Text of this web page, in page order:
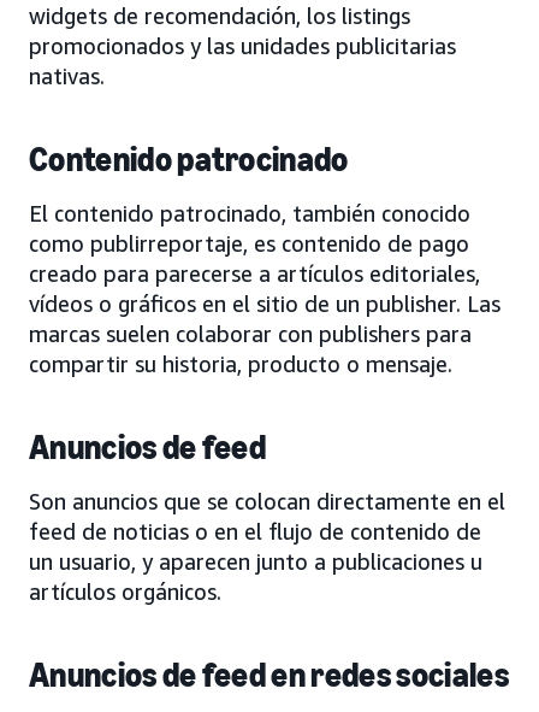
widgets de recomendación, los listings
promocionados y las unidades publicitarias
nativas.
Contenido patrocinado
El contenido patrocinado, también conocido
como publirreportaje, es contenido de pago
creado para parecerse a artículos editoriales,
vídeos o gráficos en el sitio de un publisher. Las
marcas suelen colaborar con publishers para
compartir su historia, producto o mensaje.
Anuncios de feed
Son anuncios que se colocan directamente en el
feed de noticias o en el flujo de contenido de
un usuario, y aparecen junto a publicaciones u
artículos orgánicos.
Anuncios de feed en redes sociales